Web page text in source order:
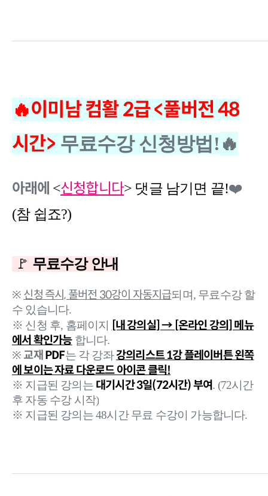
🔥이미남컴활 2급 <풀버전 48
시간> 무료수강 신청방법! 🔥
아래에 <신청합니다> 댓글 남기면 끝!❤️
(참 쉽죠?)
🚩 무료수강 안내
※ 신청 즉시, 풀버전 30강이 자동지급되며, 무료수강 할
수 있습니다.
※ 신청 후, 홈페이지
[내 강의실] → [온라인 강의] 메뉴
에서 확인가능합니다.
※교재 PDF는 각 강좌강의리스트 1강 플레이버튼 왼쪽
에 보이는 자료 다운로드 아이콘 클릭!
※ 지급된 강의는 대기시간 3일(72시간) 부여. (72시간
후 자동 수강 시작)
※ 지급된 강의는 48시간 무료 수강이 가능합니다.